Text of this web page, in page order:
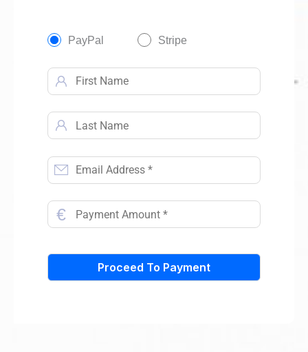
PayPal Stripe
€
Proceed To Payment